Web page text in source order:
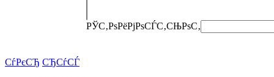
РЎС‚РѕРёРјРѕСЃС‚СЊРѕС‚
СѓРєСЂ СЂСѓСЃ